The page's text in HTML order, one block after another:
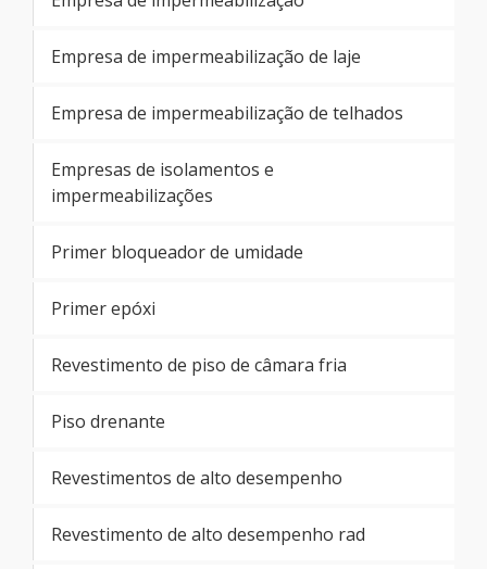
Empresa de impermeabilização de laje
Empresa de impermeabilização de telhados
Empresas de isolamentos e
impermeabilizações
Primer bloqueador de umidade
Primer epóxi
Revestimento de piso de câmara fria
Piso drenante
Revestimentos de alto desempenho
Revestimento de alto desempenho rad